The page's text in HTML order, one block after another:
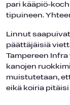
pari kääpiö-
tipuineen.
Linnut
päättäjäisiä
Tampereen
kanojen
muistutetaan,
eikä koiria